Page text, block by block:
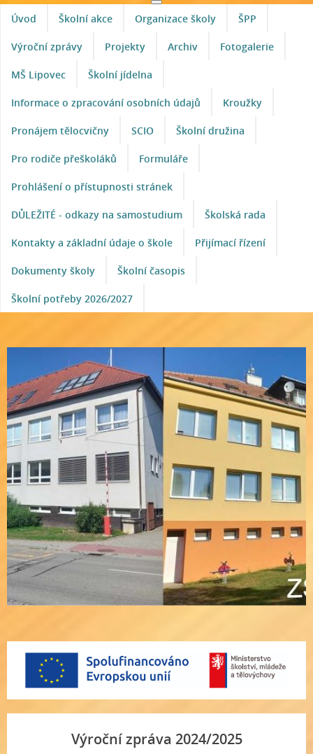
Úvod Školní akce Organizace školy ŠPP
Výroční zprávy Projekty Archiv Fotogalerie
MŠ Lipovec Školní jídelna
Informace o zpracování osobních údajů Kroužky
Pronájem tělocvičny SCIO Školní družina
Pro rodiče přeškoláků Formuláře
Prohlášení o přístupnosti stránek
DŮLEŽITÉ - odkazy na samostudium Školská rada
Kontakty a základní údaje o škole Přijímací řízení
Dokumenty školy Školní časopis
Školní potřeby 2026/2027
Výroční zpráva 2024/2025